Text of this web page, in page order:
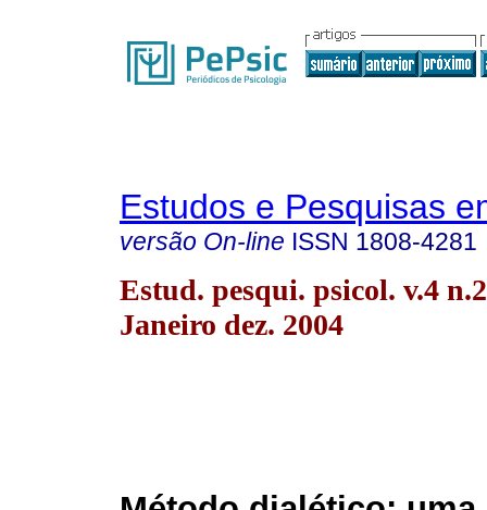
Estudos e Pesquisas
versão On-line ISSN 1808-4281
Estud. pesqui. psicol. v.4
Janeiro dez. 2004